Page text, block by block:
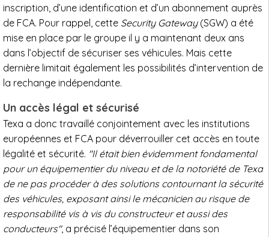
inscription, d’une identification et d’un abonnement auprès
de FCA. Pour rappel, cette Security Gateway (SGW) a été
mise en place par le groupe il y a maintenant deux ans
dans l’objectif de sécuriser ses véhicules. Mais cette
dernière limitait également les possibilités d’intervention de
la rechange indépendante.
Un accès légal et sécurisé
Texa a donc travaillé conjointement avec les institutions
européennes et FCA pour déverrouiller cet accès en toute
légalité et sécurité. "Il était bien évidemment fondamental
pour un équipementier du niveau et de la notoriété de Texa
de ne pas procéder à des solutions contournant la sécurité
des véhicules, exposant ainsi le mécanicien au risque de
responsabilité vis à vis du constructeur et aussi des
conducteurs", a précisé l’équipementier dans son